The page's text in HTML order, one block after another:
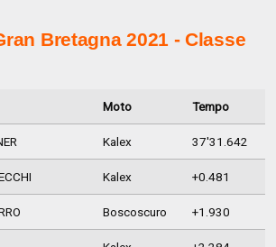
Bretagna 2021 - Classe
Moto Tempo
Kalex 37'31.642
Kalex +0.481
Boscoscuro +1.930